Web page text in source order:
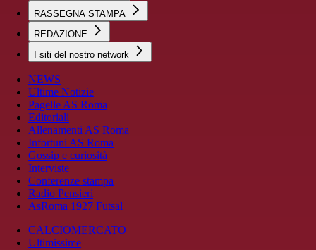
RASSEGNA STAMPA
REDAZIONE
I siti del nostro network
NEWS
Ultime Notizie
Pagelle AS Roma
Editoriali
Allenamenti AS Roma
Infortuni AS Roma
Gossip e curiosità
Interviste
Conferenze stampa
Radio Pensieri
AsRoma 1927 Futsal
CALCIOMERCATO
Ultimissime